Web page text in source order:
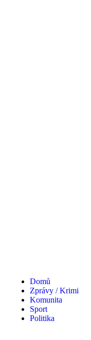
Domů
Zprávy / Krimi
Komunita
Sport
Politika